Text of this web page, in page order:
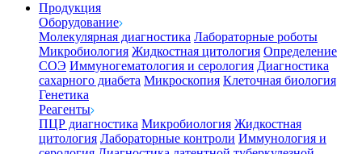
Продукция
Оборудование
Молекулярная диагностика Лабораторные роботы
Микробиология Жидкостная цитология Определение
СОЭ Иммуногематология и серология Диагностика
сахарного диабета Микроскопия Клеточная биология
Генетика
Реагенты
ПЦР диагностика Микробиология Жидкостная
цитология Лабораторные контроли Иммунология и